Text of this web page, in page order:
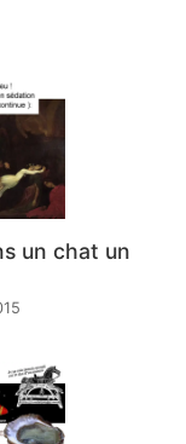
un chat un